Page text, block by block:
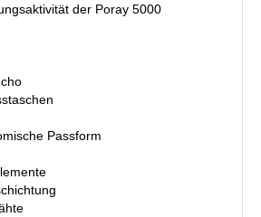
der Poray 5000
Passform